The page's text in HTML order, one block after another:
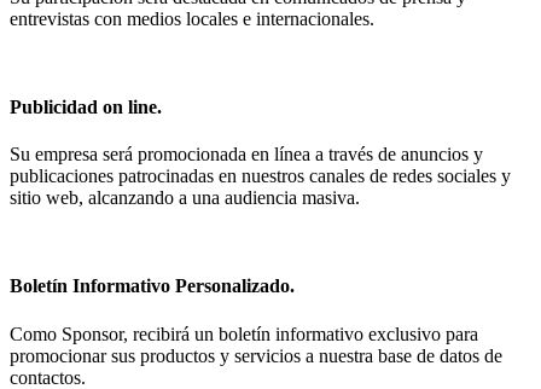
entrevistas con medios locales e internacionales.
Publicidad on line.
Su empresa será promocionada en línea a través de anuncios y
publicaciones patrocinadas en nuestros canales de redes sociales y
sitio web, alcanzando a una audiencia masiva.
Boletín Informativo Personalizado.
Como Sponsor, recibirá un boletín informativo exclusivo para
promocionar sus productos y servicios a nuestra base de datos de
contactos.